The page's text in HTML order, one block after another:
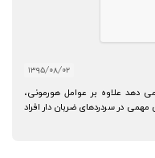
۱۳۹۵/۰۸/۰۲
دهد علاوه بر عوامل هورمونی،
در سردردهای ضربان دار افراد